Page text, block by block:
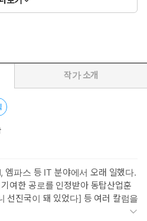
작가 소개
엠파스 등 IT 분야에서 오래 일했다.
여한 공로를 인정받아 동탑산업훈
선진국이 돼 있었다] 등 여러 칼럼을